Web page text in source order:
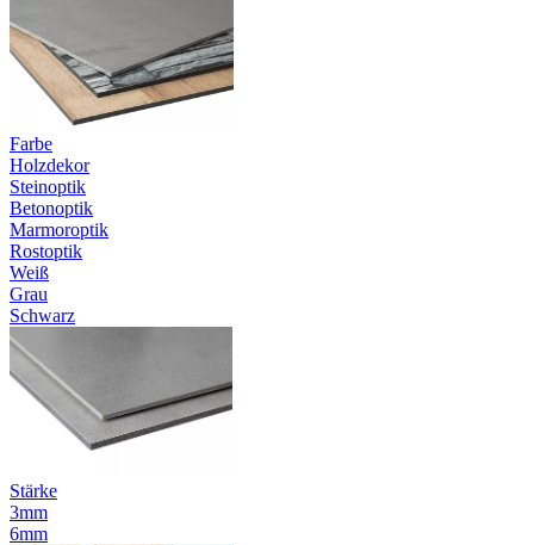
Farbe
Holzdekor
Steinoptik
Betonoptik
Marmoroptik
Rostoptik
Weiß
Grau
Schwarz
Stärke
3mm
6mm